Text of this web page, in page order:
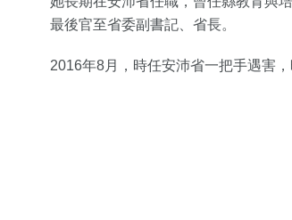
最後官至省委副書記、省長。
2016年8月，時任安沛省一把手遇害